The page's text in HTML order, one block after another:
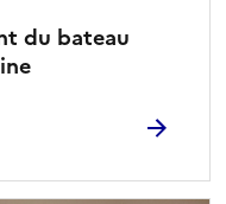
du bateau